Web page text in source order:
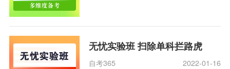
无忧实验班 扫除单科拦路虎
自考365 2022-01-16